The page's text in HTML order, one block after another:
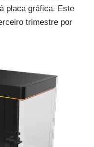
placa gráfica. Este
trimestre por